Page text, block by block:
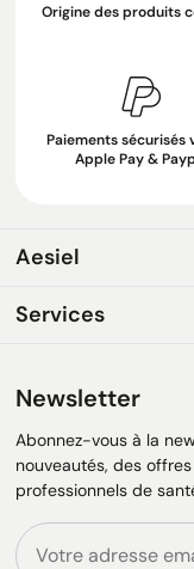
Origine des produits
Paiements sécurisés
Apple Pay &
Aesiel
Services
Newsletter
Abonnez-vous à la
nouveautés, des
professionnels de